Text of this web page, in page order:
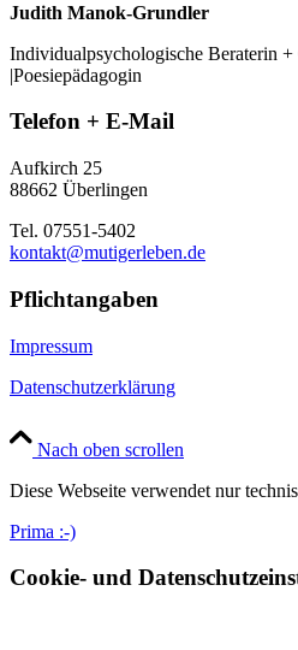
Judith Manok-Grundler
Individualpsychologische Beraterin +
|Poesiepädagogin
Telefon + E-Mail
Aufkirch 25
88662 Überlingen
Tel. 07551-5402
kontakt@mutigerleben.de
Pflichtangaben
Impressum
Datenschutzerklärung
Nach oben scrollen
Diese Webseite verwendet nur
Prima :-)
Cookie- und